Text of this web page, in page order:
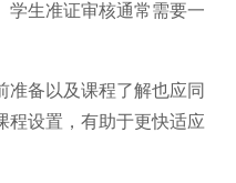
学生准证审核通常需要一
备以及课程了解也应同
程设置，有助于更快适应